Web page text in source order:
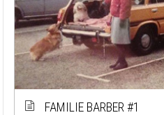
FAMILIE BARBER #1